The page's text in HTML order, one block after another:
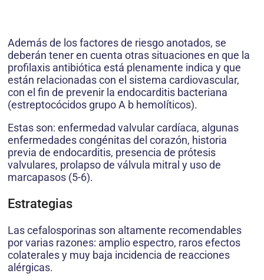
Además de los factores de riesgo anotados, se
deberán tener en cuenta otras situaciones en que la
profilaxis antibiótica está plenamente indica y que
están relacionadas con el sistema cardiovascular,
con el fin de prevenir la endocarditis bacteriana
(estreptocócidos grupo A b hemoIíticos).
Estas son: enfermedad valvular cardíaca, algunas
enfermedades congénitas del corazón, historia
previa de endocarditis, presencia de prótesis
valvulares, prolapso de válvula mitral y uso de
marcapasos (5-6).
Estrategias
Las cefalosporinas son altamente recomendables
por varias razones: amplio espectro, raros efectos
colaterales y muy baja incidencia de reacciones
alérgicas.